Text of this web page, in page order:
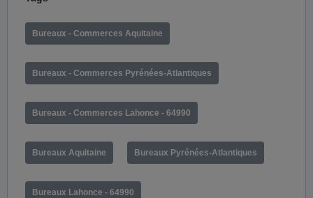
Bureaux - Commerces Aquitaine
Bureaux - Commerces Pyrénées-Atlantiques
Bureaux - Commerces Lahonce - 64990
Bureaux Aquitaine Bureaux Pyrénées-Atlantiques
Bureaux Lahonce - 64990